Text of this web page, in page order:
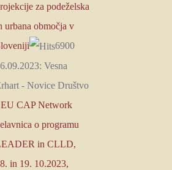
za podeželska
urbana območja v
6900
Vesna
-Novice Društvo
EU CAP Network
o programu
in CLLD,
in 19. 10.2023,